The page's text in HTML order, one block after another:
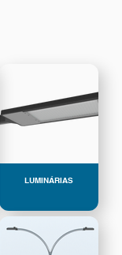
LUMINÁRIAS